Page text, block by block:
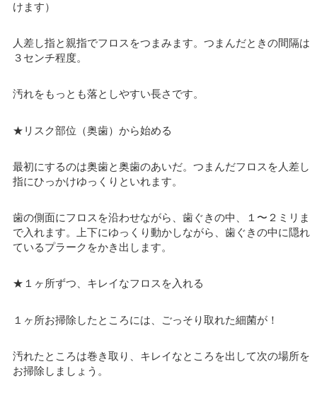
けます）
人差し指と親指でフロスをつまみます。つまんだときの間隔は
３センチ程度。
汚れをもっとも落としやすい長さです。
★リスク部位（奥歯）から始める
最初にするのは奥歯と奥歯のあいだ。つまんだフロスを人差し
指にひっかけゆっくりといれます。
歯の側面にフロスを沿わせながら、歯ぐきの中、１〜２ミリま
で入れます。上下にゆっくり動かしながら、歯ぐきの中に隠れ
ているプラークをかき出します。
★１ヶ所ずつ、キレイなフロスを入れる
１ヶ所お掃除したところには、ごっそり取れた細菌が！
汚れたところは巻き取り、キレイなところを出して次の場所を
お掃除しましょう。